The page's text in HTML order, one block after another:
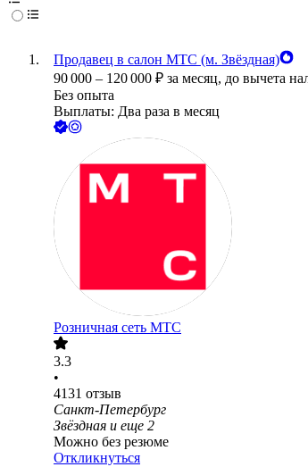
Продавец в салон МТС (м. Звёздная)
90 000 – 120 000 ₽ за месяц, до вычета
Без опыта
Выплаты: Два раза в месяц
Розничная сеть МТС
3.3
•
4131 отзыв
Санкт-Петербург
Звёздная и еще 2
Можно без резюме
Откликнуться